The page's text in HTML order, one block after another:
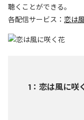
聴くことができる。
各配信サービス： 恋は
1 ： 恋は風に咲